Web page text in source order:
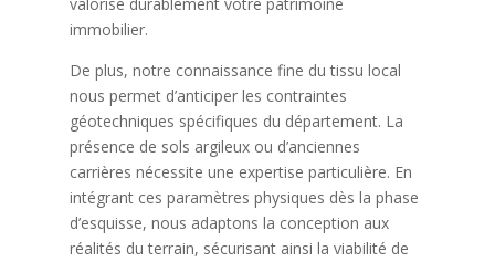
valorise durablement votre patrimoine
immobilier.
De plus, notre connaissance fine du tissu local
nous permet d’anticiper les contraintes
géotechniques spécifiques du département. La
présence de sols argileux ou d’anciennes
carrières nécessite une expertise particulière. En
intégrant ces paramètres physiques dès la phase
d’esquisse, nous adaptons la conception aux
réalités du terrain, sécurisant ainsi la viabilité de